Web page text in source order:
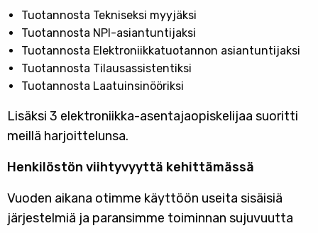
Tuotannosta Tekniseksi myyjäksi
Tuotannosta NPI-asiantuntijaksi
Tuotannosta Elektroniikkatuotannon asiantuntijaksi
Tuotannosta Tilausassistentiksi
Tuotannosta Laatuinsinööriksi
Lisäksi 3 elektroniikka-asentajaopiskelijaa suoritti
meillä harjoittelunsa.
Henkilöstön viihtyvyyttä kehittämässä
Vuoden aikana otimme käyttöön useita sisäisiä
järjestelmiä ja paransimme toiminnan sujuvuutta